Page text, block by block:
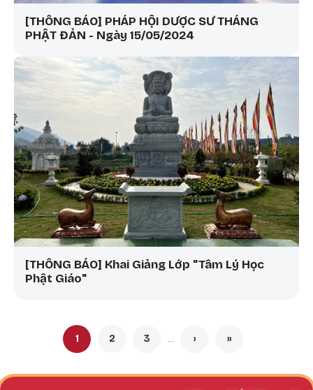
[THÔNG BÁO] PHÁP HỘI DƯỢC SƯ THÁNG
PHẬT ĐẢN - Ngày 15/05/2024
[THÔNG BÁO] Khai Giảng Lớp "Tâm Lý Học
Phật Giáo"
Pagination Trang hiện thời
1 Trang
2 Trang
3 … Next page
› Last page
»